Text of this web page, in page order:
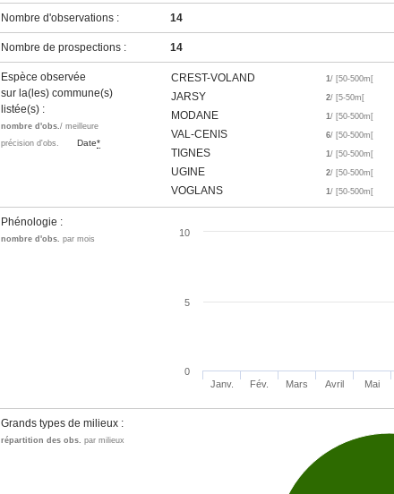
Nombre d'observations : 14
Nombre de prospections : 14
Espèce observée
sur la(les) commune(s)
listée(s) :
nombre d'obs./ meilleure
précision d'obs.
Date*
CREST-VOLAND 1/ [50-500m[
JARSY 2/ [5-50m[
MODANE 1/ [50-500m[
VAL-CENIS 6/ [50-500m[
TIGNES 1/ [50-500m[
UGINE 2/ [50-500m[
VOGLANS 1/ [50-500m[
Phénologie :
nombre d'obs. par mois
Janv. Fév. Mars Avril Mai
0
5
10
Grands types de milieux :
répartition des obs. par milieux